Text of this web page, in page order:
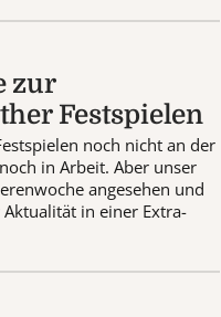
zur
Festspielen
noch nicht an der
in Arbeit. Aber unser
angesehen und
in einer Extra-